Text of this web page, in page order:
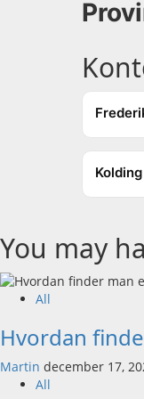
Kolding
You may
All
Hvordan
Martin december 17,
All